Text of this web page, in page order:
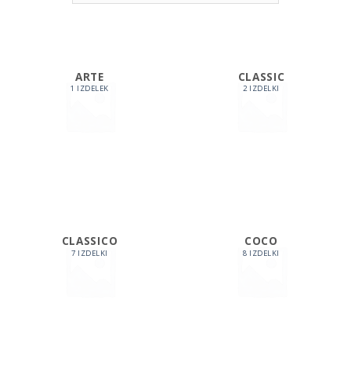
ARTE
1 IZDELEK
CLASSIC
2 IZDELKI
CLASSICO
7 IZDELKI
COCO
8 IZDELKI